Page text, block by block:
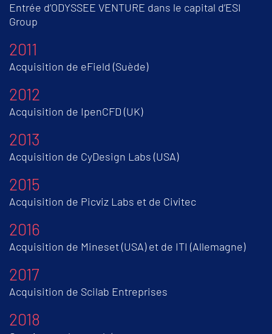
Entrée d’ODYSSEE VENTURE dans le capital d’ESI
Group
2011
Acquisition de eField (Suède)
2012
Acquisition de IpenCFD (UK)
2013
Acquisition de CyDesign Labs (USA)
2015
Acquisition de Picviz Labs et de Civitec
2016
Acquisition de Mineset (USA) et de ITI (Allemagne)
2017
Acquisition de Scilab Entreprises
2018